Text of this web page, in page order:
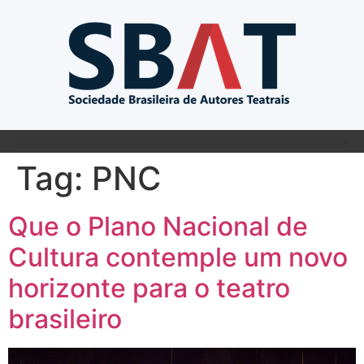
Tag: PNC
Que o Plano Nacional de
Cultura contemple um novo
horizonte para o teatro
brasileiro